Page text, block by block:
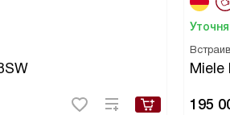
Miele
195